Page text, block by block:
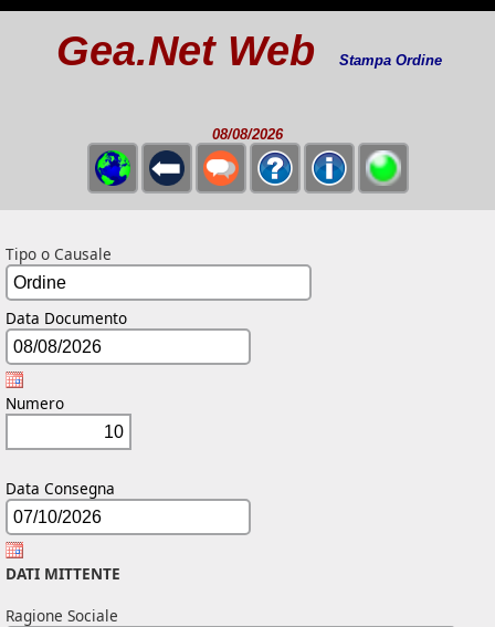
Gea.Net Web Stampa Ordine
08/08/2026
Tipo o Causale
Data Documento
Numero
Data Consegna
DATI MITTENTE
Ragione Sociale